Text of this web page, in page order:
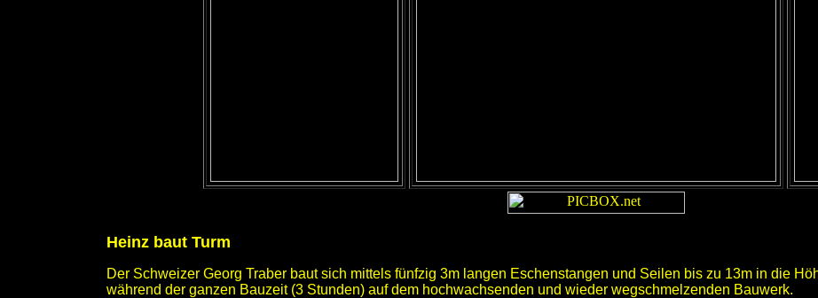
Heinz baut Turm
Der Schweizer Georg Traber baut sich mittels fünfzig 3m langen Eschenstangen und Seilen bis zu 13m in die
während der ganzen Bauzeit (3 Stunden) auf dem hochwachsenden und wieder wegschmelzenden Bauwerk.